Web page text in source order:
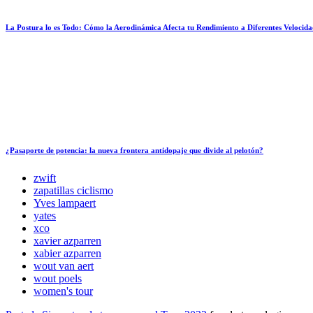
La Postura lo es Todo: Cómo la Aerodinámica Afecta tu Rendimiento a Diferentes
¿Pasaporte de potencia: la nueva frontera antidopaje que divide al pelotón?
zwift
zapatillas ciclismo
Yves lampaert
yates
xco
xavier azparren
xabier azparren
wout van aert
wout poels
women's tour